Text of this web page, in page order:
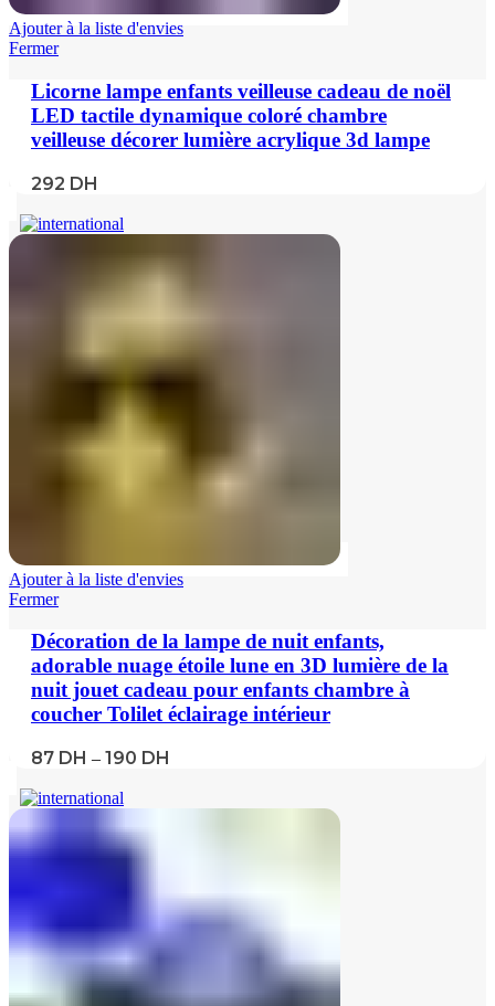
Ajouter à la liste d'envies
Fermer
Licorne lampe enfants veilleuse cadeau de noël
LED tactile dynamique coloré chambre
veilleuse décorer lumière acrylique 3d lampe
292 DH
Ajouter à la liste d'envies
Fermer
Décoration de la lampe de nuit enfants,
adorable nuage étoile lune en 3D lumière de la
nuit jouet cadeau pour enfants chambre à
coucher Tolilet éclairage intérieur
87 DH – 190 DH